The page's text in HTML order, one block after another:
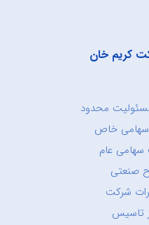
کریم خان
محدود
خاص
عام
صنعتی
شرکت
تاسیس